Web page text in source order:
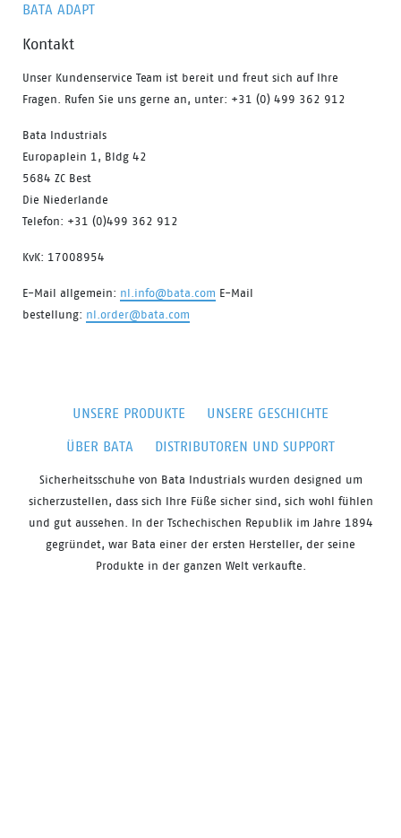
BATA ADAPT
Kontakt
Unser Kundenservice Team ist bereit und freut sich auf Ihre
Fragen. Rufen Sie uns gerne an, unter: +31 (0) 499 362 912
Bata Industrials
Europaplein 1, Bldg 42
5684 ZC Best
Die Niederlande
Telefon: +31 (0)499 362 912
KvK: 17008954
E-Mail allgemein: nl.info@bata.com E-Mail
bestellung: nl.order@bata.com
UNSERE PRODUKTE
UNSERE GESCHICHTE
ÜBER BATA
DISTRIBUTOREN UND SUPPORT
Sicherheitsschuhe von Bata Industrialswurden designed um
sicherzustellen, dass sich Ihre Füße sicher sind, sich wohl fühlen
und gut aussehen. In der Tschechischen Republik im Jahre 1894
gegründet, war Bata einer der ersten Hersteller, der seine
Produkte in der ganzen Welt verkaufte.